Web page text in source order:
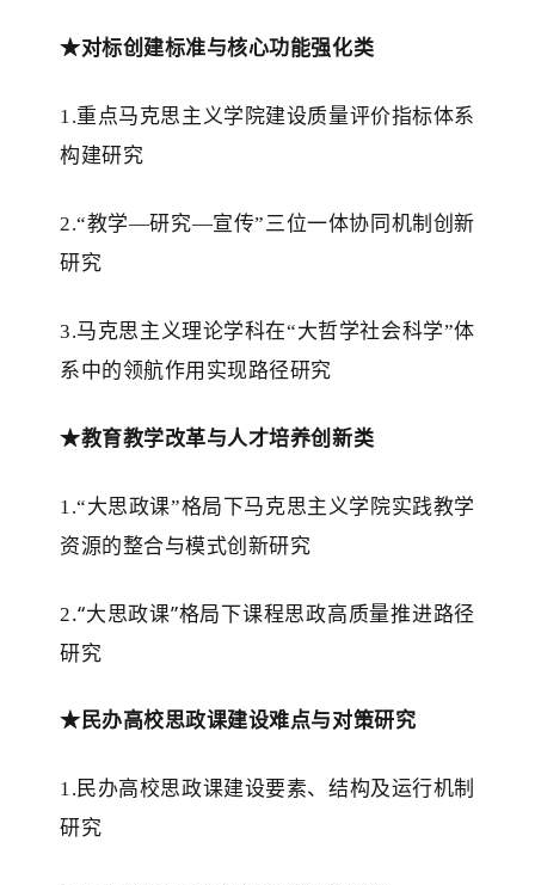
★对标创建标准与核心功能强化类
1.重点马克思主义学院建设质量评价指标体系
构建研究
2.“教学—研究—宣传”三位一体协同机制创新
研究
3.马克思主义理论学科在“大哲学社会科学”体
系中的领航作用实现路径研究
★教育教学改革与人才培养创新类
1.“大思政课”格局下马克思主义学院实践教学
资源的整合与模式创新研究
2.“大思政课”格局下课程思政高质量推进路径
研究
★民办高校思政课建设难点与对策研究
1.民办高校思政课建设要素、结构及运行机制
研究